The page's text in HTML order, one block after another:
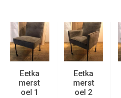
Eetka
merst
oel 1
Eetka
merst
oel 2